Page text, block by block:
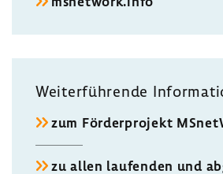
Weiter­füh­rende
zum Förder­pro­jekt
zu allen laufenden und